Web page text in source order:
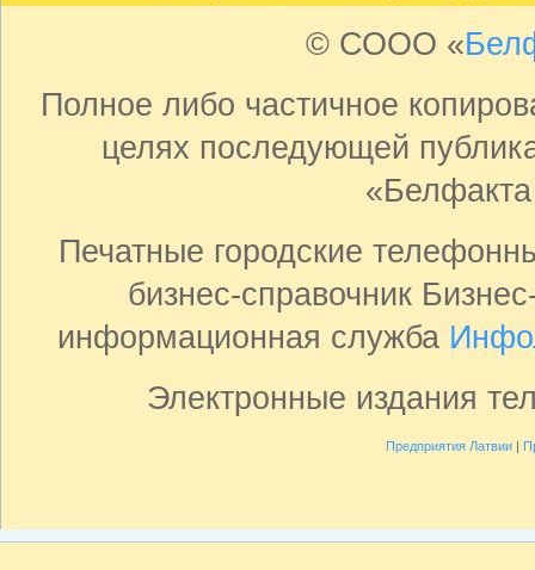
© СООО «
Полное либо частичное
целях последующей
Печатные городские
бизнес-справочник
информационная служба
Электронные издания
Предприятия Латвии|